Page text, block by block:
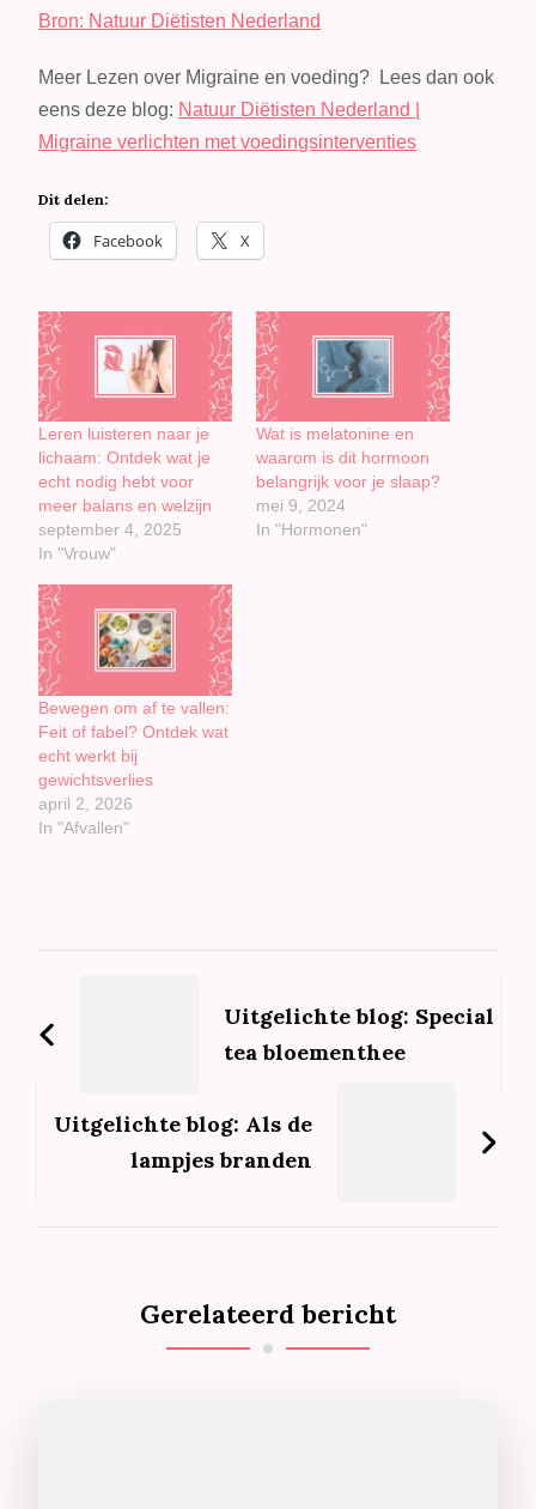
Bron: Natuur Diëtisten Nederland
Meer Lezen over Migraine en voeding? Lees dan ook
eens deze blog: Natuur Diëtisten Nederland |
Migraine verlichten met voedingsinterventies
Dit delen:
Facebook X
Leren luisteren naar je
lichaam: Ontdek wat je
echt nodig hebt voor
meer balans en welzijn
september 4, 2025
In "Vrouw"
Wat is melatonine en
waarom is dit hormoon
belangrijk voor je slaap?
mei 9, 2024
In "Hormonen"
Bewegen om af te vallen:
Feit of fabel? Ontdek wat
echt werkt bij
gewichtsverlies
april 2, 2026
In "Afvallen"
navigatie
Uitgelichte blog: Special
tea bloementhee
Uitgelichte blog: Als de
lampjes branden
Gerelateerd bericht